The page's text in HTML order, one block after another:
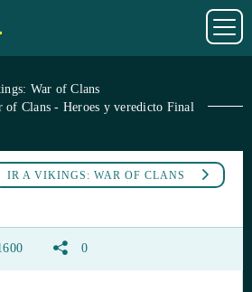
War of Clans
of Clans - Heroes y veredicto Final
IR A VIKINGS: WAR OF CLANS
0